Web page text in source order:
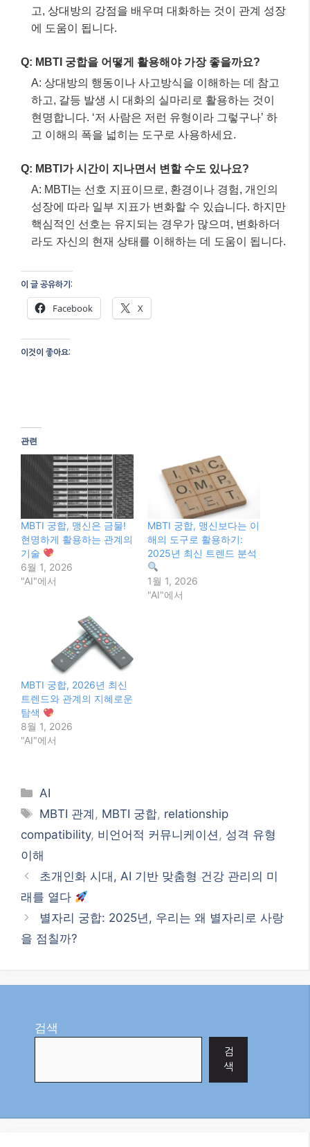
고, 상대방의 강점을 배우며 대화하는 것이 관계 성장
에 도움이 됩니다.
Q: MBTI 궁합을 어떻게 활용해야 가장 좋을까요?
A: 상대방의 행동이나 사고방식을 이해하는 데 참고
하고, 갈등 발생 시 대화의 실마리로 활용하는 것이
현명합니다. ‘저 사람은 저런 유형이라 그렇구나’ 하
고 이해의 폭을 넓히는 도구로 사용하세요.
Q: MBTI가 시간이 지나면서 변할 수도 있나요?
A: MBTI는 선호 지표이므로, 환경이나 경험, 개인의
성장에 따라 일부 지표가 변화할 수 있습니다. 하지만
핵심적인 선호는 유지되는 경우가 많으며, 변화하더
라도 자신의 현재 상태를 이해하는 데 도움이 됩니다.
이 글 공유하기:
Facebook X
이것이 좋아요:
관련
MBTI 궁합, 맹신은 금물!
현명하게 활용하는 관계의
기술
6월 1, 2026
"AI"에서
MBTI 궁합, 맹신보다는 이
해의 도구로 활용하기:
2025년 최신 트렌드 분석
1월 1, 2026
"AI"에서
MBTI 궁합, 2026년 최신
트렌드와 관계의 지혜로운
탐색
8월 1, 2026
"AI"에서
Categories
AI
Tags
MBTI 관계 , MBTI 궁합, relationship
compatibility, 비언어적 커뮤니케이션, 성격 유형
이해
초개인화 시대, AI 기반 맞춤형 건강 관리의 미
래를 열다
별자리 궁합: 2025년, 우리는 왜 별자리로 사랑
을 점칠까?
검색
검
색